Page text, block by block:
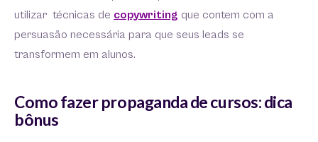
utilizar técnicas de copywriting que contem com a
persuasão necessária para que seus leads se
transformem em alunos.
Como fazer propaganda de cursos: dica
bônus